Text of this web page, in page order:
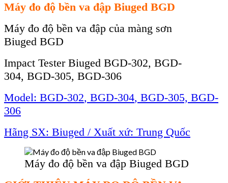
Máy đo độ bền va đập Biuged BGD
Máy đo độ bền va đập của màng sơn
Biuged BGD
Impact TesterBiuged BGD-302, BGD-
304, BGD-305, BGD-306
Model: BGD-302, BGD-304, BGD-305, BGD-
306
Hãng SX: Biuged / Xuất xứ: Trung Quốc
Máy đo độ bền va đập Biuged BGD